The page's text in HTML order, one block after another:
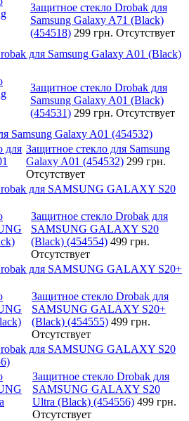
Защитное стекло Drobak для
Samsung Galaxy A71 (Black)
(454518) 299 грн. Отсутствует
для Samsung Galaxy A01 (Black)
Защитное стекло Drobak для
Samsung Galaxy A01 (Black)
(454531) 299 грн. Отсутствует
Samsung Galaxy A01 (454532)
Защитное стекло для Samsung
Galaxy A01 (454532) 299 грн.
Отсутствует
для SAMSUNG GALAXY S20
Защитное стекло Drobak для
SAMSUNG GALAXY S20
(Black) (454554) 499 грн.
Отсутствует
для SAMSUNG GALAXY S20+
Защитное стекло Drobak для
SAMSUNG GALAXY S20+
(Black) (454555) 499 грн.
Отсутствует
для SAMSUNG GALAXY S20
Защитное стекло Drobak для
SAMSUNG GALAXY S20
Ultra (Black) (454556) 499 грн.
Отсутствует